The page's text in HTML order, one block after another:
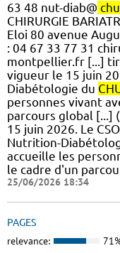
63 48 nut-diab@ chu
CHIRURGIE
Eloi 80 avenue
: 04 67 33 77 31
montpellier.fr [...]
vigueur le 15 juin
Diabétologie du
personnes vivant
parcours global
15 juin 2026. Le
Nutrition-
accueille les
le cadre d'un
25/06/2026 18:34
PAGES
relevance: